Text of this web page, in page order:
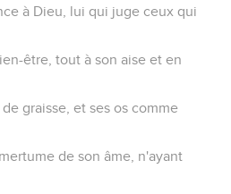
à Dieu, lui qui juge ceux qui
être, tout à son aise et en
graisse, et ses os comme
de son âme, n'ayant